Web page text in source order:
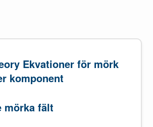
Ekvationer för mörk
komponent
mörka fält